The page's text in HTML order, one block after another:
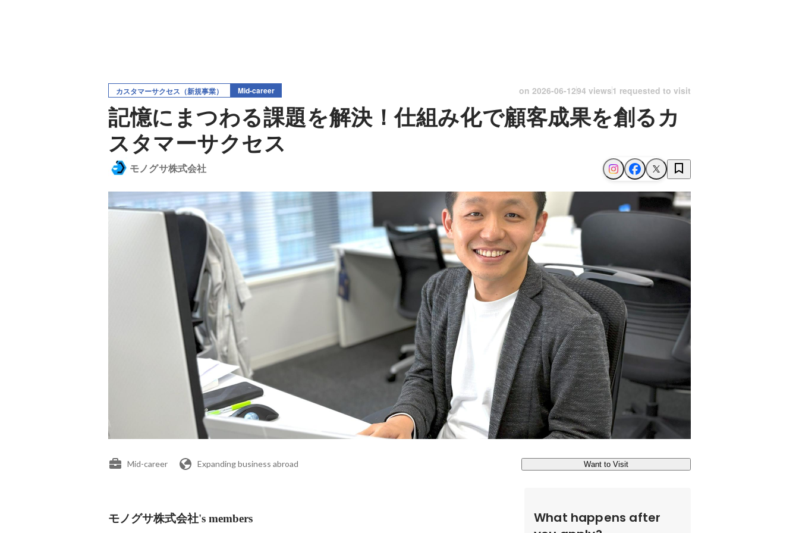
カスタマーサクセス（新規事業） Mid-career on 2026-06-1294 views1 requested to visit
記憶にまつわる課題を解決！仕組み化で顧客成果を創るカ
スタマーサクセス
モノグサ株式会社
Mid-career Expanding business abroad Want to Visit
モノグサ株式会社's members
What happens after